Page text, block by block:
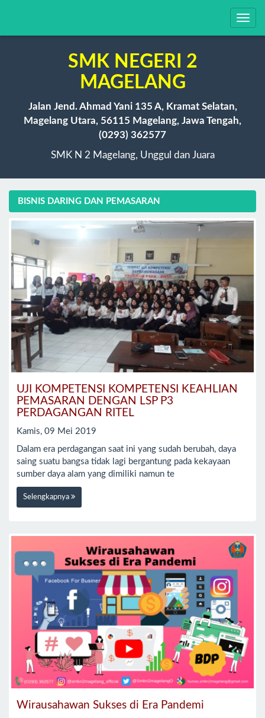
SMK NEGERI 2
MAGELANG
Jalan Jend. Ahmad Yani 135 A, Kramat Selatan,
Magelang Utara, 56115 Magelang, Jawa Tengah,
(0293) 362577
SMK N 2 Magelang, Unggul dan Juara
BISNIS DARING DAN PEMASARAN
UJI KOMPETENSI KOMPETENSI KEAHLIAN
PEMASARAN DENGAN LSP P3
PERDAGANGAN RITEL
Kamis, 09 Mei 2019
Dalam era perdagangan saat ini yang sudah berubah, daya
saing suatu bangsa tidak lagi bergantung pada kekayaan
sumber daya alam yang dimiliki namun te
Selengkapnya
Wirausahawan Sukses di Era Pandemi